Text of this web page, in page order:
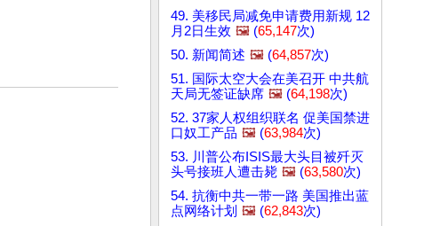
49. 美移民局减免申请费用新规 12
月2日生效 🖼️ (65,147次)
50. 新闻简述 🖼️ (64,857次)
51. 国际太空大会在美召开 中共航
天局无签证缺席 🖼️ (64,198次)
52. 37家人权组织联名 促美国禁进
口奴工产品 🖼️ (63,984次)
53. 川普公布ISIS最大头目被歼灭
头号接班人遭击毙 🖼️ (63,580次)
54. 抗衡中共一带一路 美国推出蓝
点网络计划 🖼️ (62,843次)